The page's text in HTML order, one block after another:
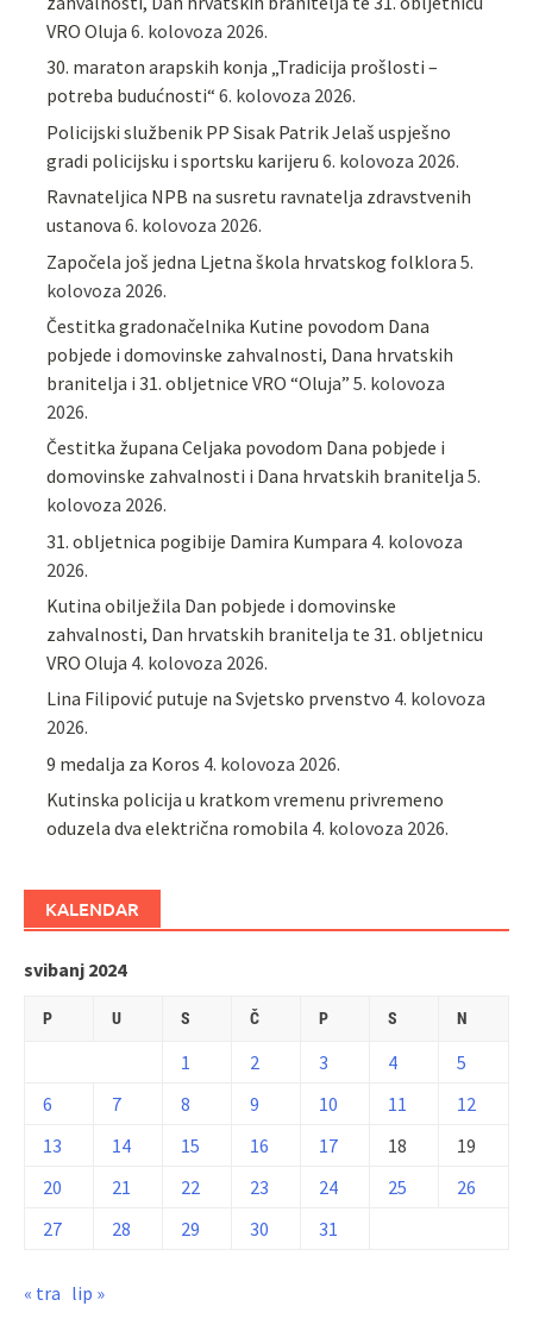
VRO Oluja 6. kolovoza 2026.
30. maraton arapskih konja „Tradicija prošlosti –
potreba budućnosti“ 6. kolovoza 2026.
Policijski službenik PP Sisak Patrik Jelaš uspješno
gradi policijsku i sportsku karijeru 6. kolovoza 2026.
Ravnateljica NPB na susretu ravnatelja zdravstvenih
ustanova 6. kolovoza 2026.
Započela još jedna Ljetna škola hrvatskog folklora 5.
kolovoza 2026.
Čestitka gradonačelnika Kutine povodom Dana
pobjede i domovinske zahvalnosti, Dana hrvatskih
branitelja i 31. obljetnice VRO “Oluja” 5. kolovoza
2026.
Čestitka župana Celjaka povodom Dana pobjede i
domovinske zahvalnosti i Dana hrvatskih branitelja 5.
kolovoza 2026.
31. obljetnica pogibije Damira Kumpara 4. kolovoza
2026.
Kutina obilježila Dan pobjede i domovinske
zahvalnosti, Dan hrvatskih branitelja te 31. obljetnicu
VRO Oluja 4. kolovoza 2026.
Lina Filipović putuje na Svjetsko prvenstvo 4. kolovoza
2026.
9 medalja za Koros 4. kolovoza 2026.
Kutinska policija u kratkom vremenu privremeno
oduzela dva električna romobila 4. kolovoza 2026.
KALENDAR
svibanj 2024
P U S Č P S N
1 2 3 4
5
6
7 8 9 10 11
12
13
14 15 16 17 18
19
20
21 22 23 24 25
26
27
28 29 30 31
« tra lip »